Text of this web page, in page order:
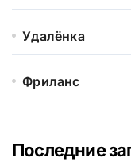
Удалёнка
Фриланс
Последние